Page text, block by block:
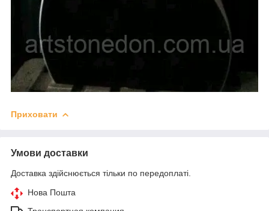
Приховати
Умови доставки
Доставка здійснюється тільки по передоплаті.
Нова Пошта